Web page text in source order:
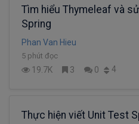
Tìm hiểu Thymeleaf và
Spring
Phan Van Hieu
5 phút đọc
19.7K 3 0 4
Thực hiện viết Unit Test